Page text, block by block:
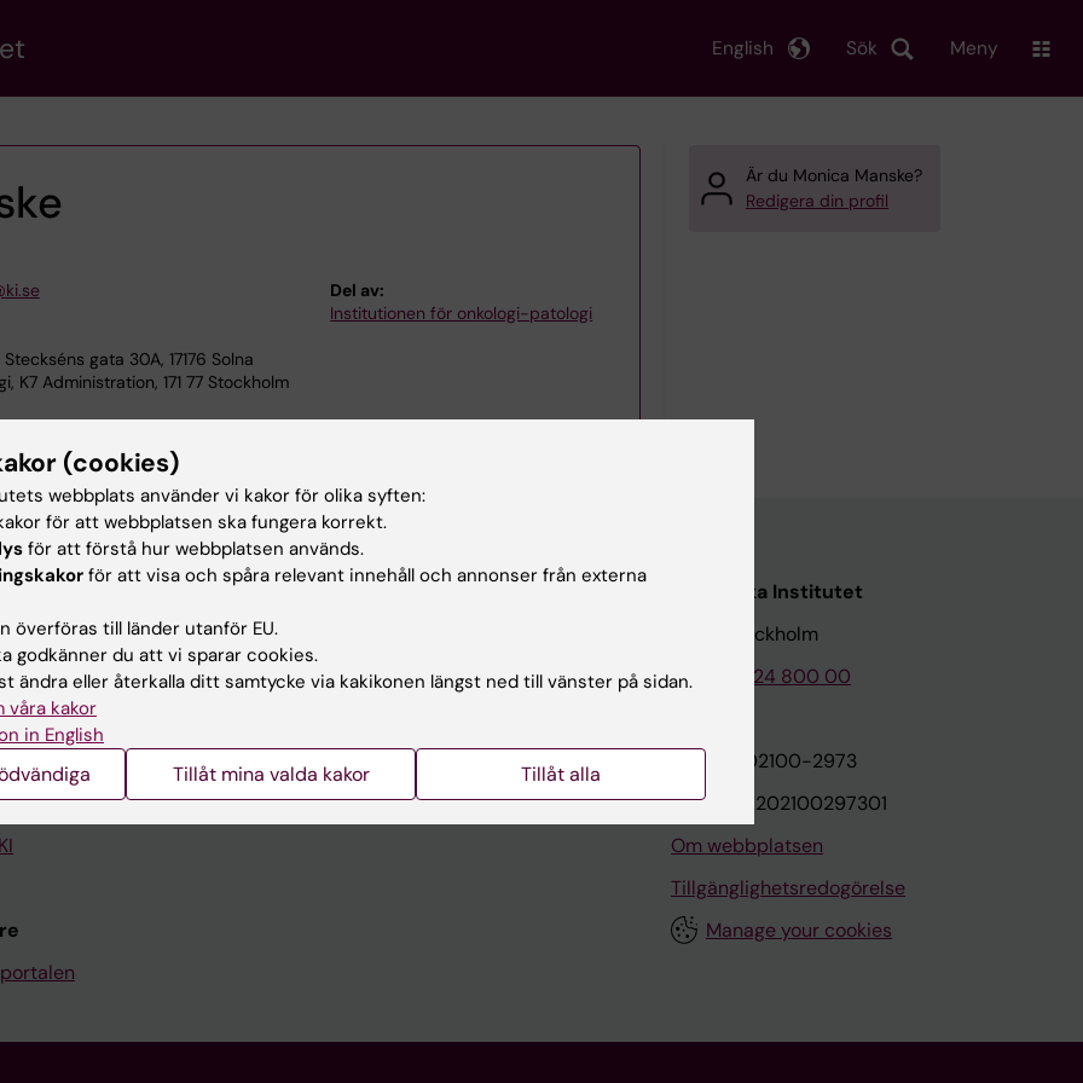
Sök
English Meny
gata 30A, 17176 Solna
K7 Administration, 171 77 Stockholm
Del av:
Institutionen för onkologi-patologi
Är du Monica Manske?
Redigera din profil
Stöd forskning och utbildning
Karolinska Institutet Innovation
Kontakta presstjänsten
Karolinska Institutet
171 77 Stockholm
Tel: 08-524 800 00
Org.nr: 202100-2973
VAT.nr: SE202100297301
Om webbplatsen
Tillgänglighetsredogörelse
Manage your cookies
(cookies)
webbplats använder vi kakor för olika syften:
för att webbplatsen ska fungera korrekt.
för att förstå hur webbplatsen används.
för att visa och spåra relevant innehåll och annonser från externa
överföras till länder utanför EU.
godkänner du att vi sparar cookies.
ändra eller återkalla ditt samtycke via kakikonen längst ned till vänster på sidan.
våra kakor
in English
Tillåt mina valda kakor Tillåt alla